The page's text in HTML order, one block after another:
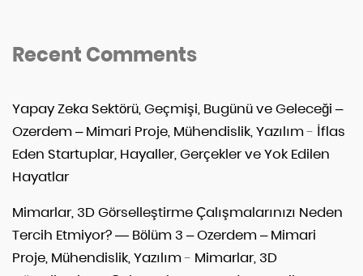
Recent Comments
Yapay Zeka Sektörü, Geçmişi, Bugünü ve Geleceği –
Ozerdem – Mimari Proje, Mühendislik, Yazılım- İflas
Eden Startuplar, Hayaller, Gerçekler ve Yok Edilen
Hayatlar
Mimarlar, 3D Görselleştirme Çalışmalarınızı Neden
Tercih Etmiyor? — Bölüm 3 – Ozerdem – Mimari
Proje, Mühendislik, Yazılım- Mimarlar, 3D